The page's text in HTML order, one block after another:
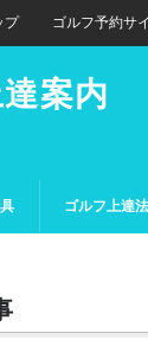
案内
プ ゴルフ予約サ
ゴルフ上達法